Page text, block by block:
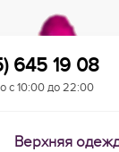
645 19 08
с 10:00 до 22:00
Верхняя